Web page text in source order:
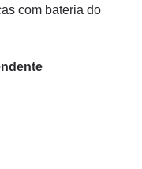
com bateria do